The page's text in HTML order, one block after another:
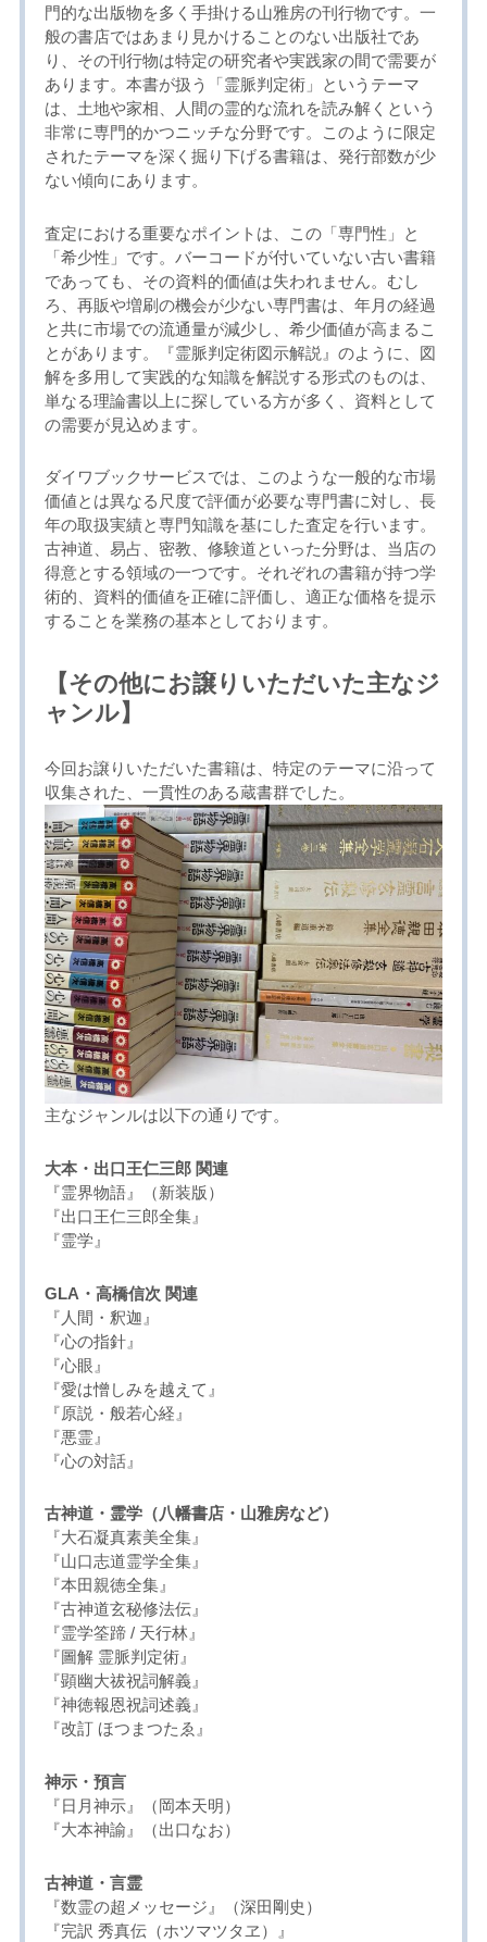
門的な出版物を多く手掛ける山雅房の刊行物です。一
般の書店ではあまり見かけることのない出版社であ
り、その刊行物は特定の研究者や実践家の間で需要が
あります。本書が扱う「霊脈判定術」というテーマ
は、土地や家相、人間の霊的な流れを読み解くという
非常に専門的かつニッチな分野です。このように限定
されたテーマを深く掘り下げる書籍は、発行部数が少
ない傾向にあります。
査定における重要なポイントは、この「専門性」と
「希少性」です。バーコードが付いていない古い書籍
であっても、その資料的価値は失われません。むし
ろ、再販や増刷の機会が少ない専門書は、年月の経過
と共に市場での流通量が減少し、希少価値が高まるこ
とがあります。『霊脈判定術図示解説』のように、図
解を多用して実践的な知識を解説する形式のものは、
単なる理論書以上に探している方が多く、資料として
の需要が見込めます。
ダイワブックサービスでは、このような一般的な市場
価値とは異なる尺度で評価が必要な専門書に対し、長
年の取扱実績と専門知識を基にした査定を行います。
古神道、易占、密教、修験道といった分野は、当店の
得意とする領域の一つです。それぞれの書籍が持つ学
術的、資料的価値を正確に評価し、適正な価格を提示
することを業務の基本としております。
【その他にお譲りいただいた主なジ
ャンル】
今回お譲りいただいた書籍は、特定のテーマに沿って
収集された、一貫性のある蔵書群でした。
主なジャンルは以下の通りです。
大本・出口王仁三郎 関連
『霊界物語』（新装版）
『出口王仁三郎全集』
『霊学』
GLA・高橋信次 関連
『人間・釈迦』
『心の指針』
『心眼』
『愛は憎しみを越えて』
『原説・般若心経』
『悪霊』
『心の対話』
古神道・霊学（八幡書店・山雅房など）
『大石凝真素美全集』
『山口志道霊学全集』
『本田親徳全集』
『古神道玄秘修法伝』
『霊学筌蹄 / 天行林』
『圖解 霊脈判定術』
『顕幽大祓祝詞解義』
『神徳報恩祝詞述義』
『改訂 ほつまつたゑ』
神示・預言
『日月神示』（岡本天明）
『大本神諭』（出口なお）
古神道・言霊
『数霊の超メッセージ』（深田剛史）
『完訳 秀真伝（ホツマツタヱ）』